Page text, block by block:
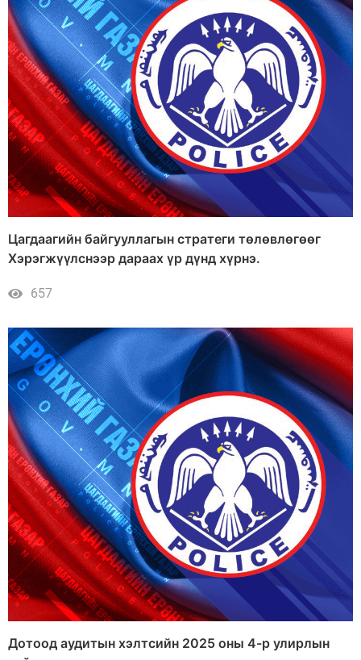
Цагдаагийн байгууллагын стратеги төлөвлөгөөг
Хэрэгжүүлснээр дараах үр дүнд хүрнэ.
657
Дотоод аудитын хэлтсийн 2025 оны 4-р улирлын